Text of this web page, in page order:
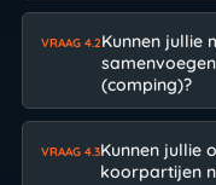
VRAAG 4.2Kunnen jullie
(comping)?
VRAAG 4.3Kunnen jullie
koorpartijen